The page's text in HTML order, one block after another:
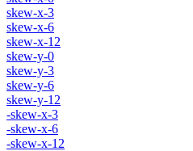
skew-x-3
skew-x-6
skew-x-12
skew-y-0
skew-y-3
skew-y-6
skew-y-12
-skew-x-3
-skew-x-6
-skew-x-12